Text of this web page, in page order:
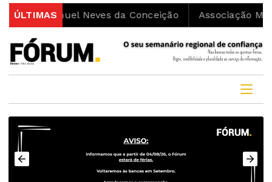
ÚLTIMAS
Manuel Neves da Conceição Associação